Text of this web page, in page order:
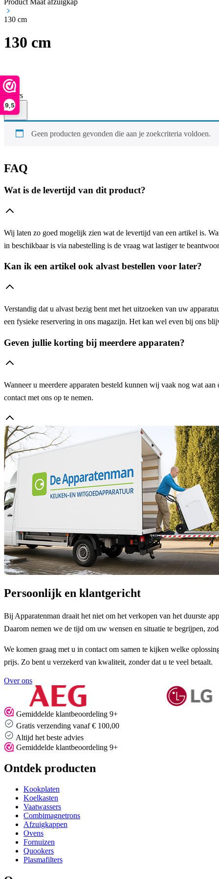
9,5
Product Maat afzuigkap
130 cm
130 cm
Filters
Geen producten gevonden die aan je zoekcriteria voldoen.
FAQ
Wat is de levertijd van dit product?
Wij laten zo goed mogelijk zien wat de levertijd van een artikel is.
in beschikbaar is via nabestelling is de vraag wat lastiger te
Kan ik een artikel ook alvast bestellen voor later?
Verstandig dat u alvast bezig bent met het uitzoeken van uw
een fysieke reservering in ons magazijn. Het kan wel even bij ons
Geven jullie korting bij meerdere apparaten?
Wanneer u meerdere apparaten besteld kunnen wij vaak nog wat
contact met ons op te nemen.
Persoonlijk en klantgericht
Bij Apparatenman draait het niet om het verkopen van het duurste
Daarom nemen we de tijd om uw wensen en situatie te begrijpen,
We komen graag met u in contact om samen te kijken welke
prijs. Zo bent u verzekerd van kwaliteit, zonder dat u te veel betaalt.
Over ons
Gemiddelde klantbeoordeling 9+
Gratis verzending vanaf € 100,00
Altijd het beste advies
Gemiddelde klantbeoordeling 9+
Ontdek producten
Kookplaten
Koelkasten
Vaatwassers
Combimagnetrons
Afzuigkappen
Ovens
Fornuizen
Quookers
Plasmafilters